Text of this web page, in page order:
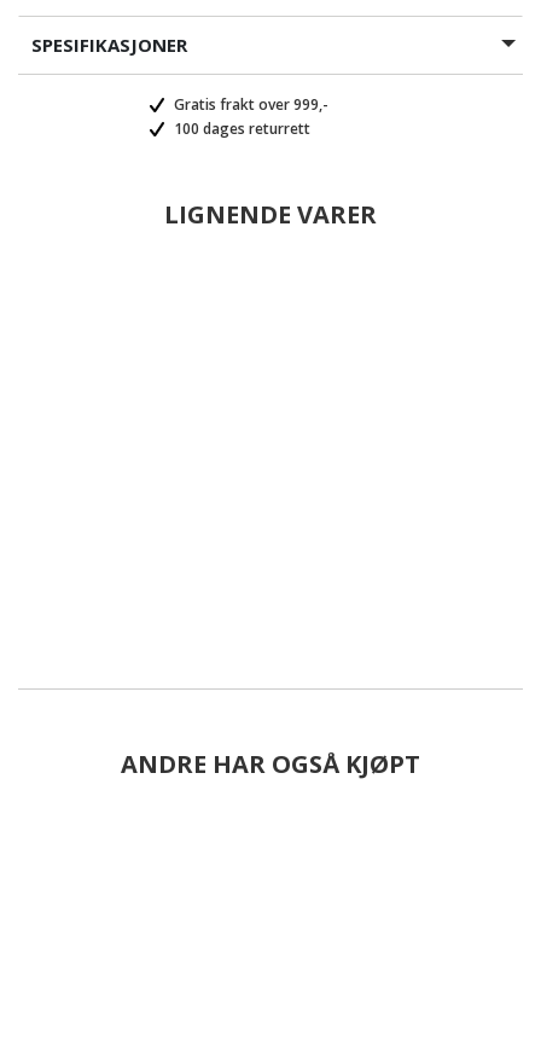
SPESIFIKASJONER
Gratis frakt over 999,-
100 dages returrett
LIGNENDE VARER
ANDRE HAR OGSÅ KJØPT